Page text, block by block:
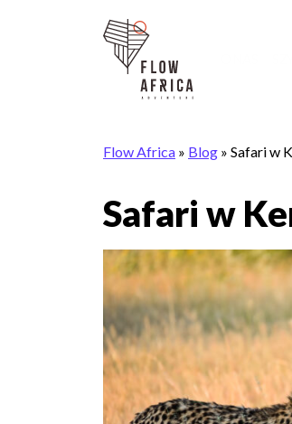
Flow Africa » Blog » Safari w
Safari w